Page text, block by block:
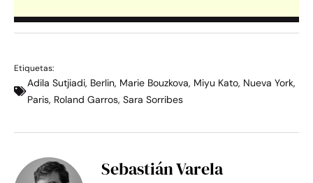
Etiquetas:
Adila Sutjiadi, Berlin, Marie Bouzkova, Miyu Kato, Nueva York,
Paris, Roland Garros, Sara Sorribes
Sebastián Varela